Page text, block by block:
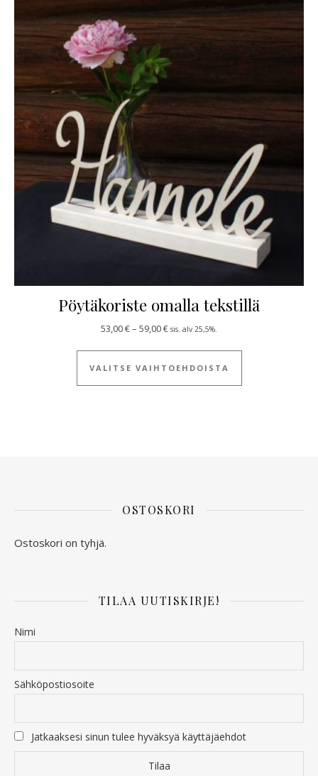
Pöytäkoriste omalla tekstillä
53,00€– 59,00€Hintaluokka: 53,00 € - 59,00 €
sis. alv 25,5%.
VALITSE VAIHTOEHDOISTA
Tällä tuotteella
OSTOSKORI
Ostoskori on tyhjä.
TILAA UUTISKIRJE!
Nimi
Sähköpostiosoite
Jatkaaksesi sinun tulee hyväksyä käyttäjäehdot